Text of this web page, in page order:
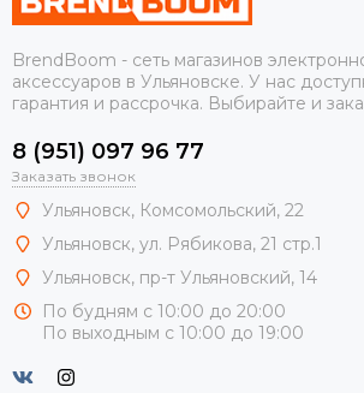
BrendBoom - сеть магазинов
аксессуаров в Ульяновске. У нас
гарантия и рассрочка. Выбирайте и
8 (951) 097 96 77
Заказать звонок
Ульяновск, Комсомольский, 22
Ульяновск, ул. Рябикова, 21 стр.1
Ульяновск, пр-т Ульяновский, 14
По будням с 10:00 до 20:00
По выходным с 10:00 до 19:00